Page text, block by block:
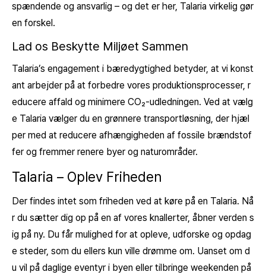
spændende og ansvarlig – og det er her, Talaria virkelig gør
en forskel.
Lad os Beskytte Miljøet Sammen
Talaria’s engagement i bæredygtighed betyder, at vi konst
ant arbejder på at forbedre vores produktionsprocesser, r
educere affald og minimere CO₂-udledningen. Ved at vælg
e Talaria vælger du en grønnere transportløsning, der hjæl
per med at reducere afhængigheden af fossile brændstof
fer og fremmer renere byer og naturområder.
Talaria – Oplev Friheden
Der findes intet som friheden ved at køre på en Talaria. Nå
r du sætter dig op på en af vores knallerter, åbner verden s
ig på ny. Du får mulighed for at opleve, udforske og opdag
e steder, som du ellers kun ville drømme om. Uanset om d
u vil på daglige eventyr i byen eller tilbringe weekenden på